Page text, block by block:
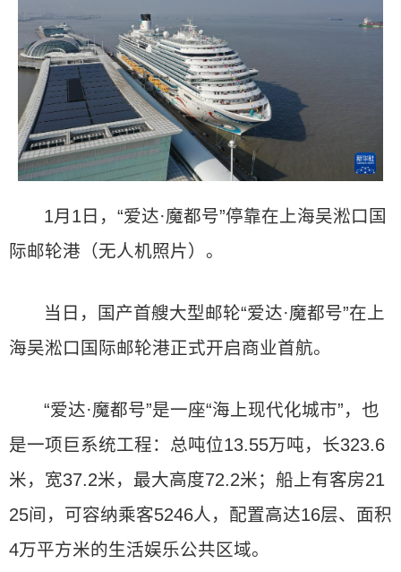
1月1日，“爱达·魔都号”停靠在上海吴淞口国
际邮轮港（无人机照片）。
当日，国产首艘大型邮轮“爱达·魔都号”在上
海吴淞口国际邮轮港正式开启商业首航。
“爱达·魔都号”是一座“海上现代化城市”，也
是一项巨系统工程：总吨位13.55万吨，长323.6
米，宽37.2米，最大高度72.2米；船上有客房21
25间，可容纳乘客5246人，配置高达16层、面积
4万平方米的生活娱乐公共区域。